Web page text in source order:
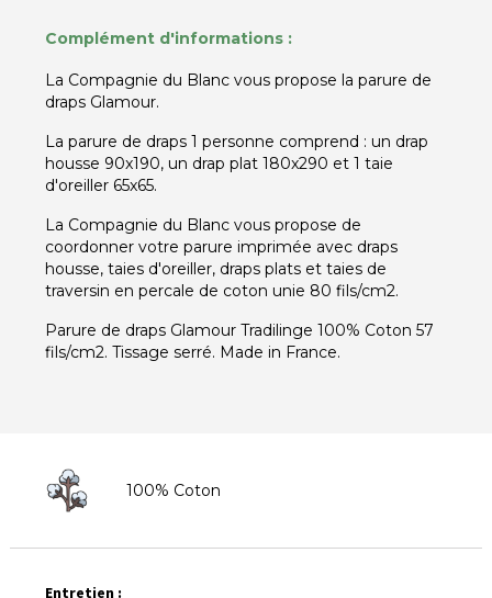
Complément d'informations :
La Compagnie du Blanc vous propose la parure de
draps Glamour.
La parure de draps 1 personne comprend : un drap
housse 90x190, un drap plat 180x290 et 1 taie
d'oreiller 65x65.
La Compagnie du Blanc vous propose de
coordonner votre parure imprimée avec draps
housse, taies d'oreiller, draps plats et taies de
traversin en percale de coton unie 80 fils/cm2.
Parure de draps Glamour Tradilinge 100% Coton 57
fils/cm2. Tissage serré. Made in France.
100% Coton
Entretien :